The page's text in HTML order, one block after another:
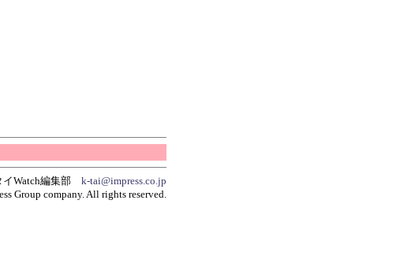
イWatch編集部 k-tai@impress.co.jp
Group company. All rights reserved.